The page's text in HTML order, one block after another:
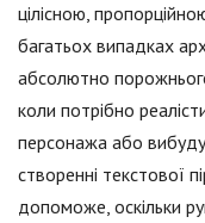
цілісною,
багатьох випадках
абсолютно
коли потрібно
персонажа або
створенні текстової
допоможе, оскільки